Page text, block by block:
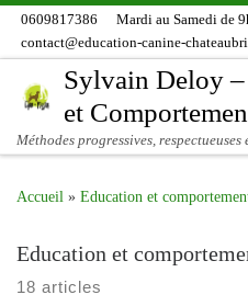
Skip to content
0609817386
Mardi au Samedi de
contact@education-canine-
Sylvain Deloy
et
Méthodes progressives,
Accueil » Education et
Education et
18 articles